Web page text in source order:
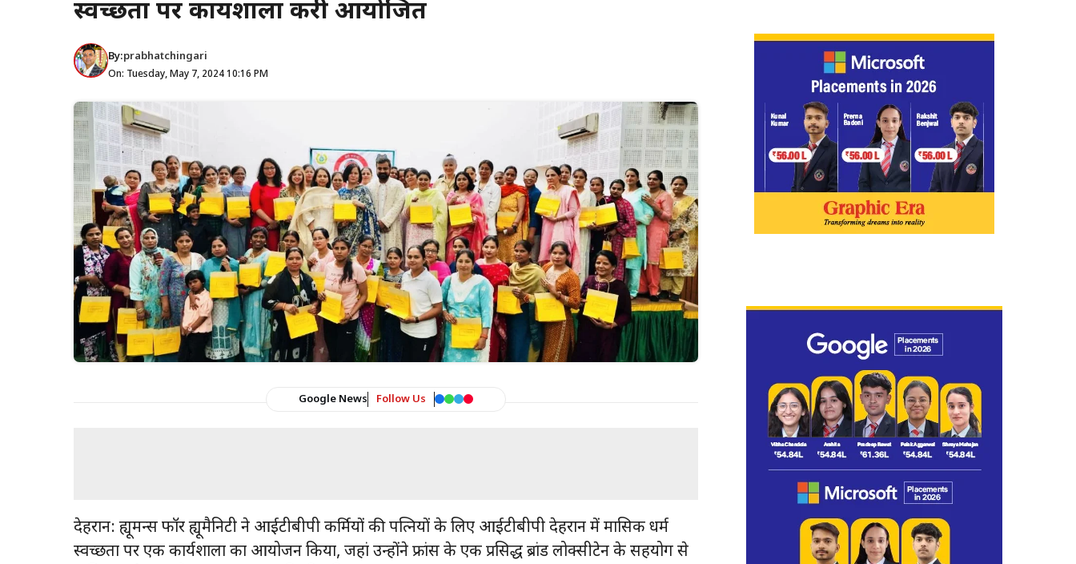
स्वच्छता पर कार्यशाला करी आयोजित
By:prabhatchingari
On: Tuesday, May 7, 2024 10:16 PM
Google News Follow Us
देहरादून: ह्यूमन्स फॉर ह्यूमैनिटी ने आईटीबीपी कर्मियों की पत्नियों के लिए आईटीबीपी देहरादून में मासिक धर्म
स्वच्छता पर एक कार्यशाला का आयोजन किया, जहां उन्होंने फ्रांस के एक प्रसिद्ध ब्रांड लोक्सीटेन के सहयोग से